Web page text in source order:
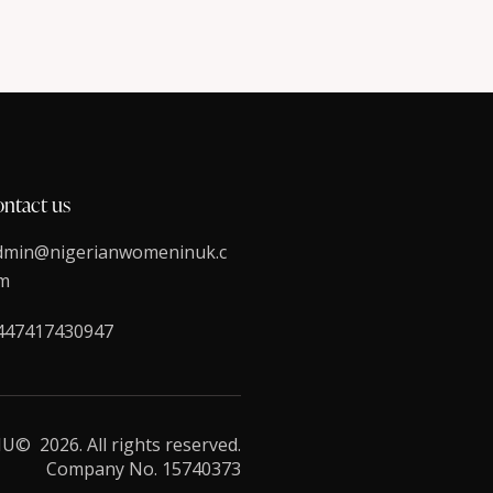
us
2026. All rights reserved.
Company No. 15740373